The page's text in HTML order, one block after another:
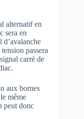
alternatif en
sera en
d’avalanche
passera
carré de
aux bornes
même
peut donc